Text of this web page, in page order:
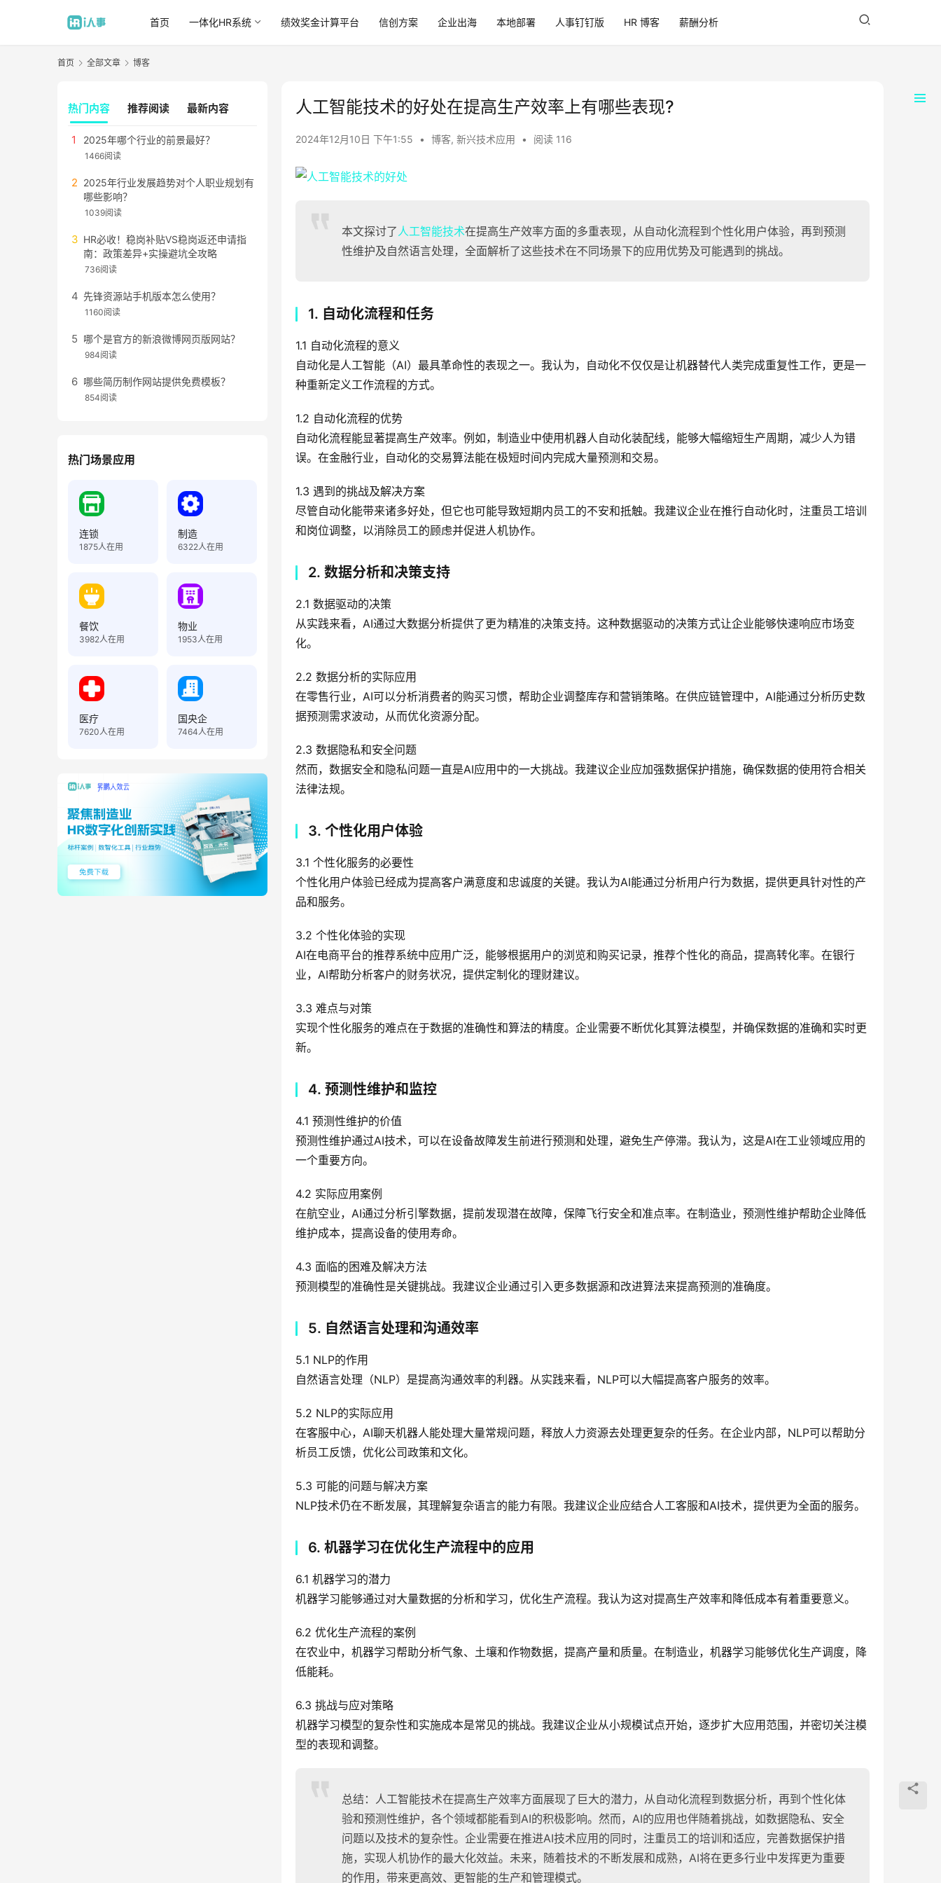
首页 一体化HR系统 绩效奖金计算平台 信创方案 企业出海 本地部署 人事钉钉版 HR 博客 薪酬分析
首页 全部文章 博客
人工智能技术的好处在提高生产效率上有哪些表现?
2024年12月10日 下午1:55 • 博客, 新兴技术应用 • 阅读 116
本文探讨了人工智能技术在提高生产效率方面的多重表现，从自动化流程到个性化用户体验，再到预测
性维护及自然语言处理，全面解析了这些技术在不同场景下的应用优势及可能遇到的挑战。
1. 自动化流程和任务
1.1 自动化流程的意义
自动化是人工智能（AI）最具革命性的表现之一。我认为，自动化不仅仅是让机器替代人类完成重复性工作，更是一
种重新定义工作流程的方式。
1.2 自动化流程的优势
自动化流程能显著提高生产效率。例如，制造业中使用机器人自动化装配线，能够大幅缩短生产周期，减少人为错
误。在金融行业，自动化的交易算法能在极短时间内完成大量预测和交易。
1.3 遇到的挑战及解决方案
尽管自动化能带来诸多好处，但它也可能导致短期内员工的不安和抵触。我建议企业在推行自动化时，注重员工培训
和岗位调整，以消除员工的顾虑并促进人机协作。
2. 数据分析和决策支持
2.1 数据驱动的决策
从实践来看，AI通过大数据分析提供了更为精准的决策支持。这种数据驱动的决策方式让企业能够快速响应市场变
化。
2.2 数据分析的实际应用
在零售行业，AI可以分析消费者的购买习惯，帮助企业调整库存和营销策略。在供应链管理中，AI能通过分析历史数
据预测需求波动，从而优化资源分配。
2.3 数据隐私和安全问题
然而，数据安全和隐私问题一直是AI应用中的一大挑战。我建议企业应加强数据保护措施，确保数据的使用符合相关
法律法规。
3. 个性化用户体验
3.1 个性化服务的必要性
个性化用户体验已经成为提高客户满意度和忠诚度的关键。我认为AI能通过分析用户行为数据，提供更具针对性的产
品和服务。
3.2 个性化体验的实现
AI在电商平台的推荐系统中应用广泛，能够根据用户的浏览和购买记录，推荐个性化的商品，提高转化率。在银行
业，AI帮助分析客户的财务状况，提供定制化的理财建议。
3.3 难点与对策
实现个性化服务的难点在于数据的准确性和算法的精度。企业需要不断优化其算法模型，并确保数据的准确和实时更
新。
4. 预测性维护和监控
4.1 预测性维护的价值
预测性维护通过AI技术，可以在设备故障发生前进行预测和处理，避免生产停滞。我认为，这是AI在工业领域应用的
一个重要方向。
4.2 实际应用案例
在航空业，AI通过分析引擎数据，提前发现潜在故障，保障飞行安全和准点率。在制造业，预测性维护帮助企业降低
维护成本，提高设备的使用寿命。
4.3 面临的困难及解决方法
预测模型的准确性是关键挑战。我建议企业通过引入更多数据源和改进算法来提高预测的准确度。
5. 自然语言处理和沟通效率
5.1 NLP的作用
自然语言处理（NLP）是提高沟通效率的利器。从实践来看，NLP可以大幅提高客户服务的效率。
5.2 NLP的实际应用
在客服中心，AI聊天机器人能处理大量常规问题，释放人力资源去处理更复杂的任务。在企业内部，NLP可以帮助分
析员工反馈，优化公司政策和文化。
5.3 可能的问题与解决方案
NLP技术仍在不断发展，其理解复杂语言的能力有限。我建议企业应结合人工客服和AI技术，提供更为全面的服务。
6. 机器学习在优化生产流程中的应用
6.1 机器学习的潜力
机器学习能够通过对大量数据的分析和学习，优化生产流程。我认为这对提高生产效率和降低成本有着重要意义。
6.2 优化生产流程的案例
在农业中，机器学习帮助分析气象、土壤和作物数据，提高产量和质量。在制造业，机器学习能够优化生产调度，降
低能耗。
6.3 挑战与应对策略
机器学习模型的复杂性和实施成本是常见的挑战。我建议企业从小规模试点开始，逐步扩大应用范围，并密切关注模
型的表现和调整。
总结：人工智能技术在提高生产效率方面展现了巨大的潜力，从自动化流程到数据分析，再到个性化体
验和预测性维护，各个领域都能看到AI的积极影响。然而，AI的应用也伴随着挑战，如数据隐私、安全
问题以及技术的复杂性。企业需要在推进AI技术应用的同时，注重员工的培训和适应，完善数据保护措
施，实现人机协作的最大化效益。未来，随着技术的不断发展和成熟，AI将在更多行业中发挥更为重要
的作用，带来更高效、更智能的生产和管理模式。
热门内容 推荐阅读 最新内容
2025年哪个行业的前景最好？
1466阅读
2025年行业发展趋势对个人职业规划有
哪些影响？
1039阅读
HR必收！稳岗补贴VS稳岗返还申请指
南：政策差异+实操避坑全攻略
736阅读
先锋资源站手机版本怎么使用？
1160阅读
哪个是官方的新浪微博网页版网站？
984阅读
哪些简历制作网站提供免费模板？
854阅读
热门场景应用
连锁
1875人在用
制造
6322人在用
餐饮
3982人在用
物业
1953人在用
医疗
7620人在用
国央企
7464人在用